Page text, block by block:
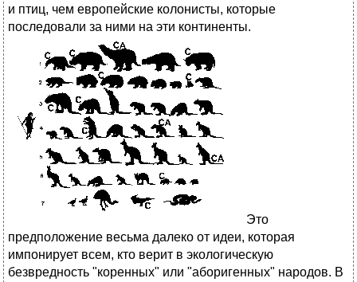
и птиц, чем европейские колонисты, которые
последовали за ними на эти континенты.
Это
предположение весьма далеко от идеи, которая
импонирует всем, кто верит в экологическую
безвредность "коренных" или "аборигенных" народов. В